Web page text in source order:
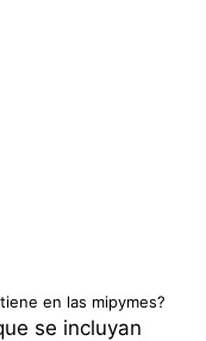
en las mipymes?
se incluyan